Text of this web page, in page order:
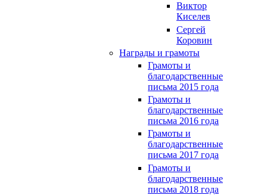
Виктор
Киселев
Сергей
Коровин
Награды и грамоты
Грамоты и
благодарственные
письма 2015 года
Грамоты и
благодарственные
письма 2016 года
Грамоты и
благодарственные
письма 2017 года
Грамоты и
благодарственные
письма 2018 года